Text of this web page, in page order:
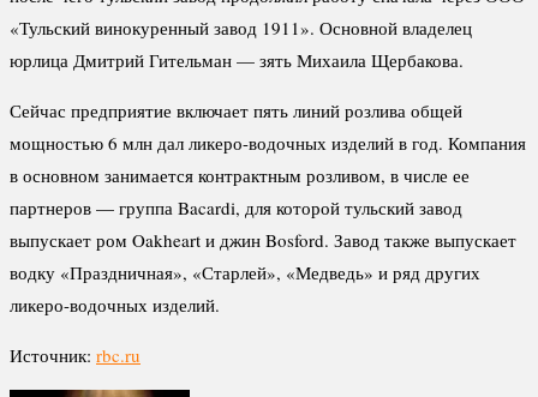
«Тульский винокуренный завод 1911». Основной владелец
юрлица Дмитрий Гительман — зять Михаила Щербакова.
Сейчас предприятие включает пять линий розлива общей
мощностью 6 млн дал ликеро-водочных изделий в год. Компания
в основном занимается контрактным розливом, в числе ее
партнеров — группа Bacardi, для которой тульский завод
выпускает ром Oakheart и джин Bosford. Завод также выпускает
водку «Праздничная», «Старлей», «Медведь» и ряд других
ликеро-водочных изделий.
Источник: rbc.ru